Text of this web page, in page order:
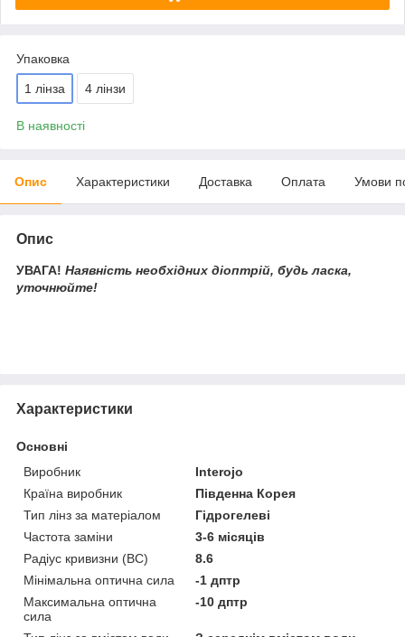
Упаковка
1 лінза 4 лінзи
В наявності
Опис Характеристики Доставка Оплата Умови
Опис
УВАГА! Наявність необхідних діоптрій, будь ласка,
уточнюйте!
Характеристики
Основні
Виробник
Interojo
Країна виробник
Південна Корея
Тип лінз за матеріалом
Гідрогелеві
Частота заміни
3-6 місяців
Радіус кривизни (BC)
8.6
Мінімальна оптична сила
-1 дптр
Максимальна оптична
сила
-10 дптр